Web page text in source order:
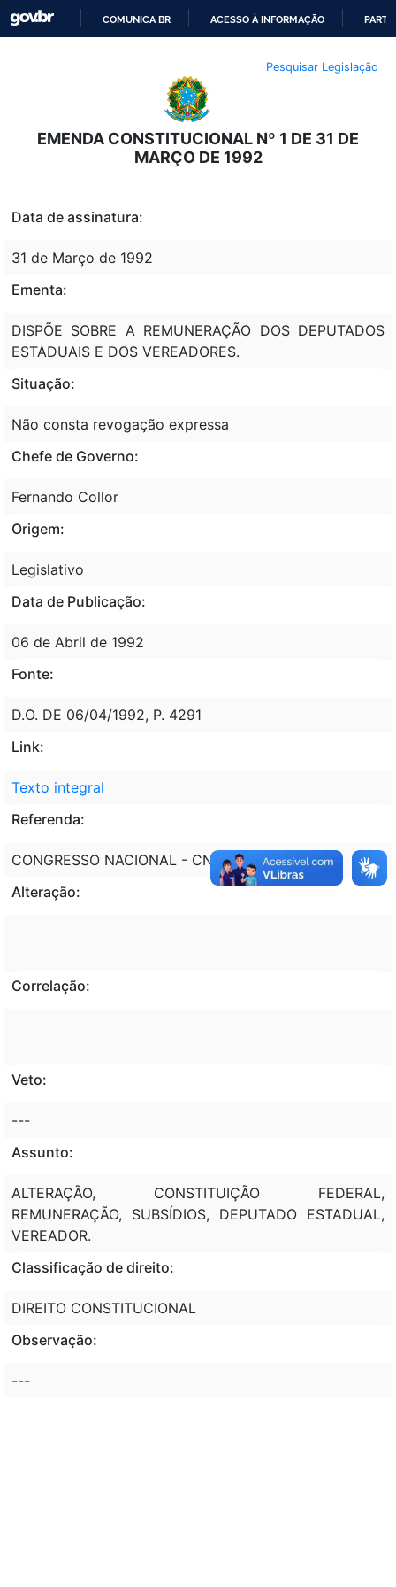
O
CONTEÚDO
COMUNICA BR ACESSO À INFORMAÇÃO
Pesquisar Legislação
EMENDA CONSTITUCIONAL Nº 1 DE 31 DE
MARÇO DE 1992
Data de assinatura:
31 de Março de 1992
Ementa:
DISPÕE SOBRE A REMUNERAÇÃO DOS DEPUTADOS
ESTADUAIS E DOS VEREADORES.
Situação:
Não consta revogação expressa
Chefe de Governo:
Fernando Collor
Origem:
Legislativo
Data de Publicação:
06 de Abril de 1992
Fonte:
D.O. DE 06/04/1992, P. 4291
Link:
Texto integral
Referenda:
CONGRESSO NACIONAL - CN
Alteração:
Correlação:
Veto:
---
Assunto:
ALTERAÇÃO, CONSTITUIÇÃO FEDERAL,
REMUNERAÇÃO, SUBSÍDIOS, DEPUTADO ESTADUAL,
VEREADOR.
Classificação de direito:
DIREITO CONSTITUCIONAL
Observação:
---